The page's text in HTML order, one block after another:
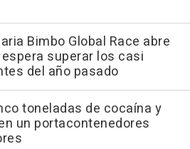
Bimbo Global Race abre
superar los casi
del año pasado
toneladas de cocaína y
un portacontenedores